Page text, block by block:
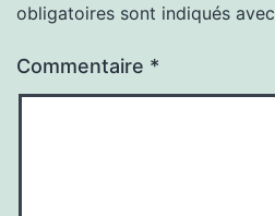
obligatoires sont indiqués avec
Commentaire *